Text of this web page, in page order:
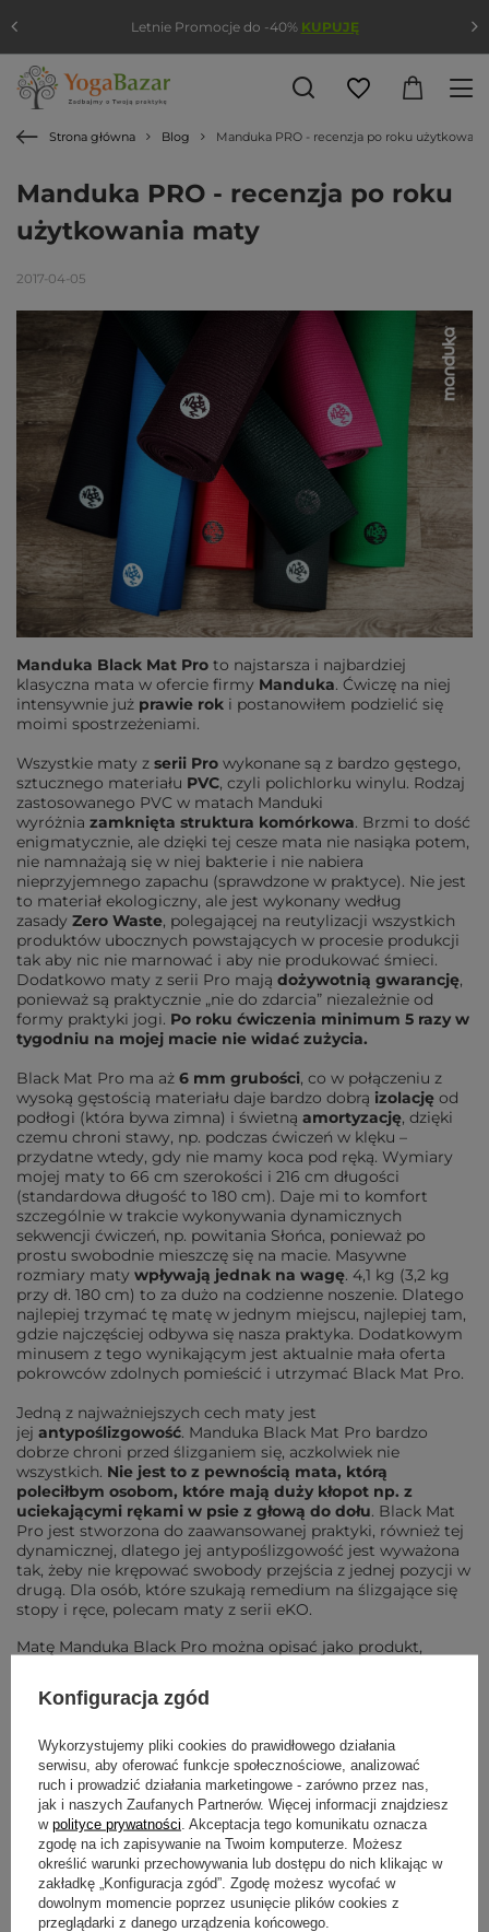
Strona główna Blog Manduka PRO - recenzja po roku
Manduka PRO - recenzja po roku
użytkowania maty
2017-04-05
Manduka Black Mat Pro to najstarsza i najbardziej
klasyczna mata w ofercie firmy Manduka. Ćwiczę na niej
intensywnie już prawie rok i postanowiłem podzielić się
moimi spostrzeżeniami.
Wszystkie maty z serii Pro wykonane są z bardzo gęstego,
sztucznego materiału PVC, czyli polichlorku winylu. Rodzaj
zastosowanego PVC w matach Manduki
wyróżnia zamknięta struktura komórkowa. Brzmi to dość
enigmatycznie, ale dzięki tej cesze mata nie nasiąka potem,
nie namnażają się w niej bakterie i nie nabiera
nieprzyjemnego zapachu (sprawdzone w praktyce). Nie jest
to materiał ekologiczny, ale jest wykonany według
zasady Zero Waste, polegającej na reutylizacji wszystkich
produktów ubocznych powstających w procesie produkcji
tak aby nic nie marnować i aby nie produkować śmieci.
Dodatkowo maty z serii Pro mają dożywotnią gwarancję,
ponieważ są praktycznie „nie do zdarcia” niezależnie od
formy praktyki jogi. Po roku ćwiczenia minimum 5 razy w
tygodniu na mojej macie nie widać zużycia.
Black Mat Pro ma aż 6 mm grubości, co w połączeniu z
wysoką gęstością materiału daje bardzo dobrą izolację od
podłogi (która bywa zimna) i świetną amortyzację, dzięki
czemu chroni stawy, np. podczas ćwiczeń w klęku –
przydatne wtedy, gdy nie mamy koca pod ręką. Wymiary
mojej maty to 66 cm szerokości i 216 cm długości
(standardowa długość to 180 cm). Daje mi to komfort
szczególnie w trakcie wykonywania dynamicznych
sekwencji ćwiczeń, np. powitania Słońca, ponieważ po
prostu swobodnie mieszczę się na macie. Masywne
rozmiary maty wpływają jednak na wagę. 4,1 kg (3,2 kg
przy dł. 180 cm) to za dużo na codzienne noszenie. Dlatego
najlepiej trzymać tę matę w jednym miejscu, najlepiej tam,
gdzie najczęściej odbywa się nasza praktyka. Dodatkowym
minusem z tego wynikającym jest aktualnie mała oferta
pokrowców zdolnych pomieścić i utrzymać Black Mat Pro.
Jedną z najważniejszych cech maty jest
jej antypoślizgowość. Manduka Black Mat Pro bardzo
dobrze chroni przed ślizganiem się, aczkolwiek nie
wszystkich. Nie jest to z pewnością mata, którą
poleciłbym osobom, które mają duży kłopot np. z
uciekającymi rękami w psie z głową do dołu. Black Mat
Pro jest stworzona do zaawansowanej praktyki, również tej
dynamicznej, dlatego jej antypoślizgowość jest wyważona
tak, żeby nie krępować swobody przejścia z jednej pozycji w
drugą. Dla osób, które szukają remedium na ślizgające się
stopy i ręce, polecam maty z serii eKO.
Matę Manduka Black Pro można opisać jako produkt,
więcej na niej ćwiczymy, tym lepiej zachowuje się w trakcie
praktyki jogi. Chociaż niektórym osobom może zająć 2-3
później nie wyobraża sobie korzystania z innej maty, tak jak
ja. Warto jednak zaznaczyć, że zdarzają się przypadki
zwrotów, głównie ze względu na ewentualne ślizganie się
maty. Z tego powodu dobrze jest dobrze przemyśleć, czy
jest to dla nas najlepszy wybór, tym bardziej że jest to
również najdroższa mata na rynku.
Jeśli szukasz innychmat do jogi, warto zajrzeć na stronę
naszego sklepu, gdzie dostępne są różnorodne modele o
różnych właściwościach, które mogą bardziej odpowiadać
Letnie Promocje do -40% KUPUJĘ
Konfiguracja zgód
Wykorzystujemy pliki cookies do prawidłowego działania
serwisu, aby oferować funkcje społecznościowe, analizować
ruch i prowadzić działania marketingowe - zarówno przez nas,
jak i naszych Zaufanych Partnerów. Więcej informacji znajdziesz
w polityce prywatności . Akceptacja tego komunikatu oznacza
zgodę na ich zapisywanie na Twoim komputerze. Możesz
określić warunki przechowywania lub dostępu do nich klikając w
zakładkę „Konfiguracja zgód”. Zgodę możesz wycofać w
dowolnym momencie poprzez usunięcie plików cookies z
przeglądarki z danego urządzenia końcowego.